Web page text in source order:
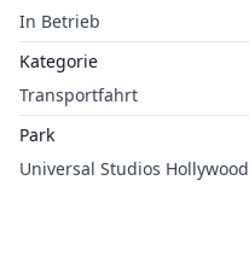
In Betrieb
Kategorie
Transportfahrt
Park
Universal Studios Hollywood